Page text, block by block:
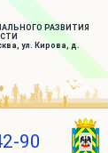
РАЗВИТИЯ
ул. Кирова, д.
90